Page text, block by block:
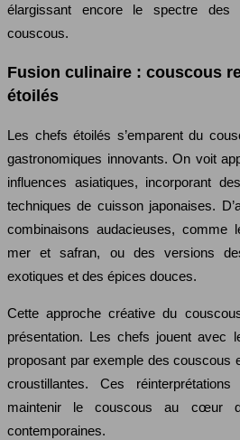
élargissant encore le spectre des
couscous.
Fusion culinaire : couscous
étoilés
Les chefs étoilés s’emparent du
gastronomiques innovants. On voit
influences asiatiques, incorporant
techniques de cuisson japonaises.
combinaisons audacieuses,
mer et safran, ou des versions
exotiques et des épices douces.
Cette approche créative du
présentation. Les chefs jouent avec
proposant par exemple des couscous
croustillantes. Ces
maintenir le couscous au cœur
contemporaines.